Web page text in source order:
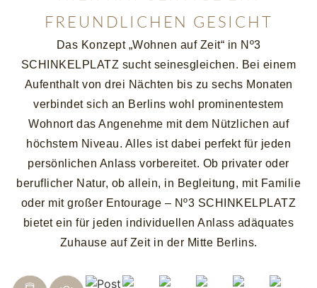
FREUNDLICHEN GESICHT
Das Konzept „Wohnen auf Zeit“ in Nº3
SCHINKELPLATZ sucht seinesgleichen. Bei einem
Aufenthalt von drei Nächten bis zu sechs Monaten
verbindet sich an Berlins wohl prominentestem
Wohnort das Angenehme mit dem Nützlichen auf
höchstem Niveau. Alles ist dabei perfekt für jeden
persönlichen Anlass vorbereitet. Ob privater oder
beruflicher Natur, ob allein, in Begleitung, mit Familie
oder mit großer Entourage – Nº3 SCHINKELPLATZ
bietet ein für jeden individuellen Anlass adäquates
Zuhause auf Zeit in der Mitte Berlins.